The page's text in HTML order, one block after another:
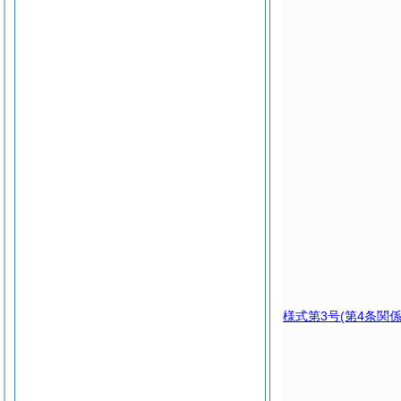
様式第3号(第4条関